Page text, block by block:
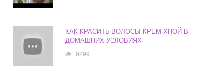
КАК КРАСИТЬ ВОЛОСЫ КРЕМ ХНОЙ В
ДОМАШНИХ УСЛОВИЯХ
9299